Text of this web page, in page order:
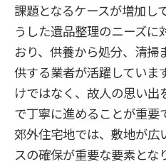
課題となるケースが増加し
うした遺品整理のニーズ
おり、供養から処分、清
供する業者が活躍していま
けではなく、故人の思い
で丁寧に進めることが重要
郊外住宅地では、敷地が広
スの確保が重要な要素とな